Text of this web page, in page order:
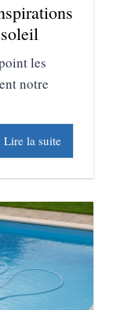
les
notre
Lire la suite